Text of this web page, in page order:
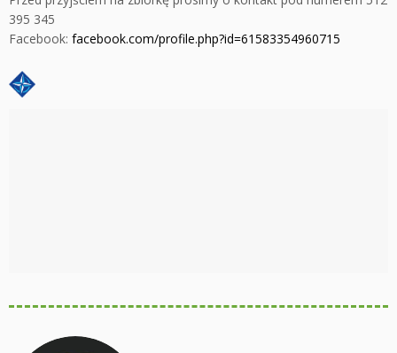
395 345
Facebook: facebook.com/profile.php?id=61583354960715